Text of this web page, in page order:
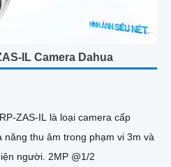
IL Camera Dahua
ZAS-IL là loại camera cấp
năng thu âm trong phạm vi 3m và
người. 2MP @1/2